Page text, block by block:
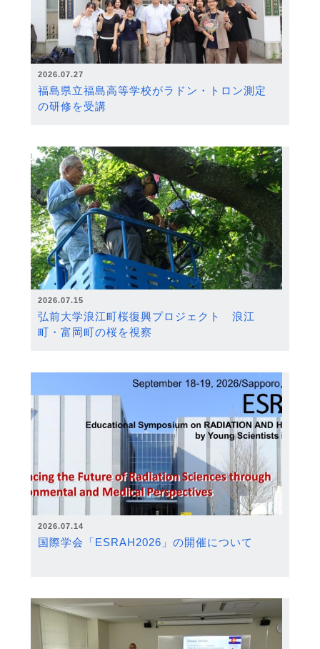
2026.07.27
福島県立福島高等学校がラドン・トロン測定
の研修を受講
2026.07.15
弘前大学浪江町桜復興プロジェクト 浪江
町・富岡町の桜を視察
2026.07.14
国際学会「ESRAH2026」の開催について